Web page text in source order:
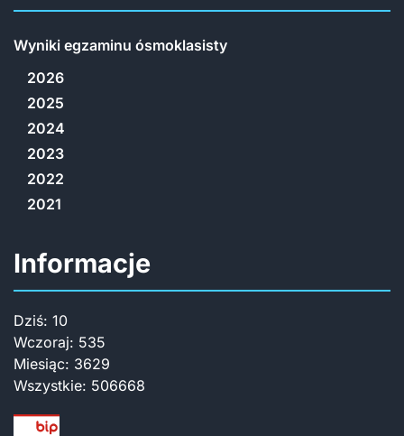
Wyniki egzaminu ósmoklasisty
2026
2025
2024
2023
2022
2021
Informacje
Dziś: 10
Wczoraj: 535
Miesiąc: 3629
Wszystkie: 506668